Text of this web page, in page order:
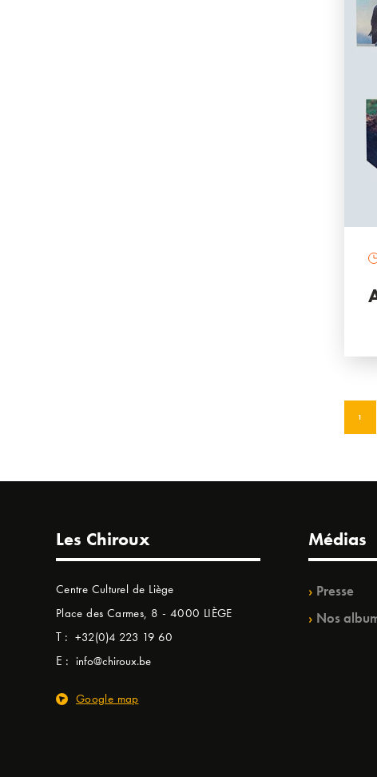
1
Les Chiroux
Centre Culturel de Liège
Place des Carmes, 8 - 4000 LIÈGE
T : +32(0)4 223 19 60
E : info@chiroux.be
Google map
Médias
Presse
Nos